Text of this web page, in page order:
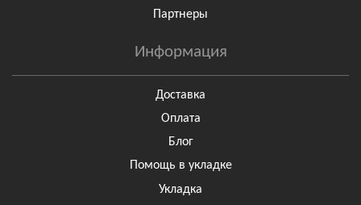
Партнеры
Информация
Доставка
Оплата
Блог
Помощь в укладке
Укладка